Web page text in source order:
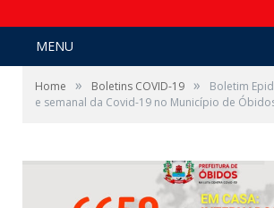
MENU
Home » Boletins COVID-19 »
Boletim
e semanal da Covid-19 no Município de